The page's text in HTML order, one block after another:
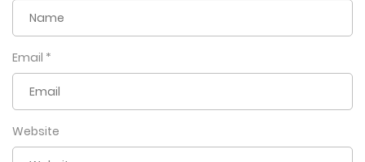
Email *
Website